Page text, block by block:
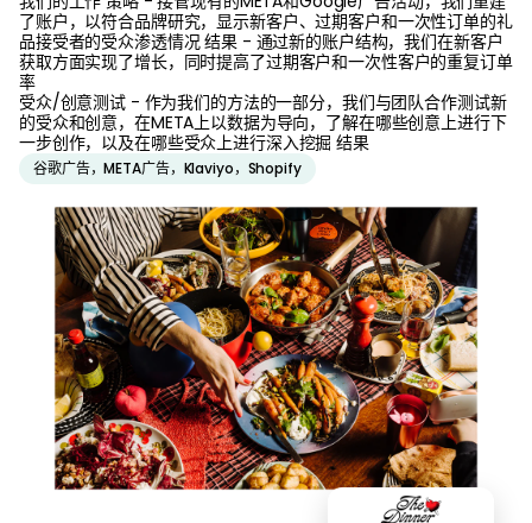
了账户，以符合品牌研究，显示新客户、过期客户和一次性订单的礼
品接受者的受众渗透情况 结果 - 通过新的账户结构，我们在新客户
获取方面实现了增长，同时提高了过期客户和一次性客户的重复订单
率
受众/创意测试 - 作为我们的方法的一部分，我们与团队合作测试新
的受众和创意，在META上以数据为导向，了解在哪些创意上进行下
一步创作，以及在哪些受众上进行深入挖掘 结果
谷歌广告，META广告，Klaviyo，Shopify